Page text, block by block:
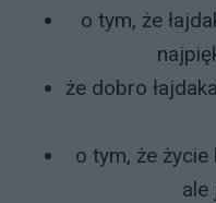
o tym, że
że dobro
o tym, że życie
ale